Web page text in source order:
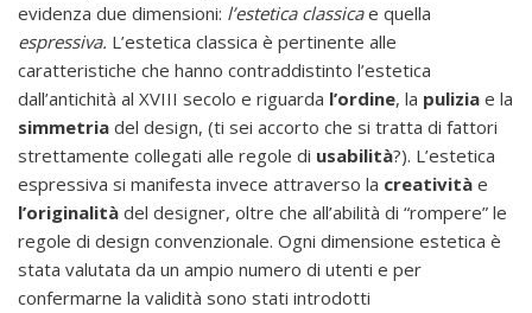
evidenza due dimensioni: l’estetica classicae quella
espressiva. L’estetica classica è pertinente alle
caratteristiche che hanno contraddistinto l’estetica
dall’antichità al XVIII secolo e riguarda l’ordine, la pulizia e la
simmetria del design, (ti sei accorto che si tratta di fattori
strettamente collegati alle regole di usabilità?). L’estetica
espressiva si manifesta invece attraverso la creatività e
l’originalità del designer, oltre che all’abilità di “rompere” le
regole di design convenzionale. Ogni dimensione estetica è
stata valutata da un ampio numero di utenti e per
confermarne la validità sono stati introdotti